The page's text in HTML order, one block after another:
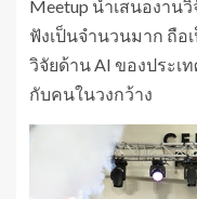
Meetup นำเสนองาน
ฟังเป็นจำนวนมาก ถื
วิจัยด้าน AI ของประเ
กับคนในวงกว้าง